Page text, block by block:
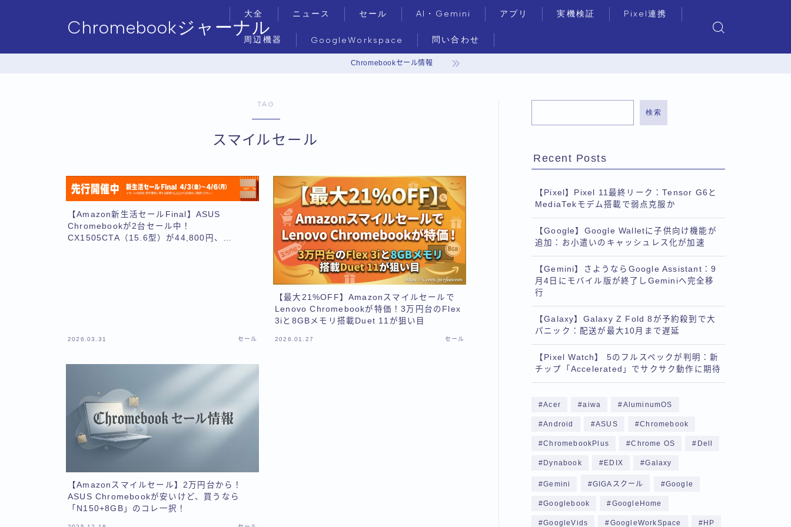
Chromebookジャーナル
大全 ニュース セール AI・Gemini アプリ 実機検証 Pixel連携
周辺機器 GoogleWorkspace 問い合わせ
Chromebookセール情報
TAG
スマイルセール
【Amazon新生活セールFinal】ASUS
Chromebookが2台セール中！
CX1505CTA（15.6型）が44,800円、
2026.03.31 セール
【最大21%OFF】Amazonスマイルセールで
Lenovo Chromebookが特価！3万円台のFlex
3iと8GBメモリ搭載Duet 11が狙い目
2026.01.27 セール
【Amazonスマイルセール】2万円台から！
ASUS Chromebookが安いけど、買うなら
「N150+8GB」のコレ一択！
検索
Recent Posts
【Pixel】Pixel 11最終リーク：Tensor G6と
MediaTekモデム搭載で弱点克服か
【Google】Google Walletに子供向け機能が
追加：お小遣いのキャッシュレス化が加速
【Gemini】さようならGoogle Assistant：9
月4日にモバイル版が終了しGeminiへ完全移
行
【Galaxy】Galaxy Z Fold 8が予約殺到で大
パニック：配送が最大10月まで遅延
【Pixel Watch】 5のフルスペックが判明：新
チップ「Accelerated」でサクサク動作に期待
Acer aiwa AluminumOS
Android ASUS Chromebook
ChromebookPlus Chrome OS Dell
Dynabook EDIX Galaxy
Gemini GIGAスクール Google
Googlebook GoogleHome
GoogleVids GoogleWorkSpace HP